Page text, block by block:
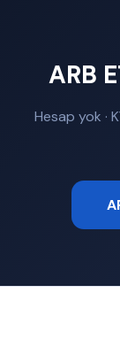
ARB
Hesap yok ·